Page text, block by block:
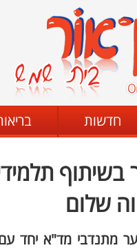
חדשות
בשיתוף
שלום